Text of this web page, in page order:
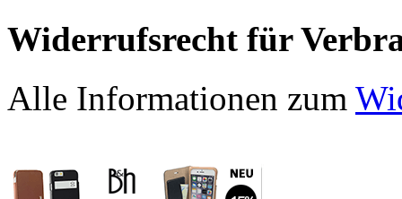
Widerrufsrecht für
Alle Informationen zum